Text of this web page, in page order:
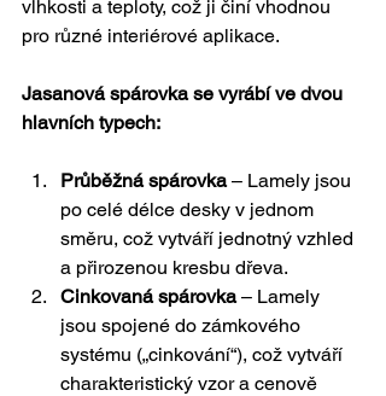
vlhkosti a teploty, což ji činí vhodnou
pro různé interiérové aplikace.
Jasanová spárovka se vyrábí ve dvou
hlavních typech:
Průběžná spárovka – Lamely jsou
po celé délce desky v jednom
směru, což vytváří jednotný vzhled
a přirozenou kresbu dřeva.
Cinkovaná spárovka – Lamely
jsou spojené do zámkového
systému („cinkování“), což vytváří
charakteristický vzor a cenově